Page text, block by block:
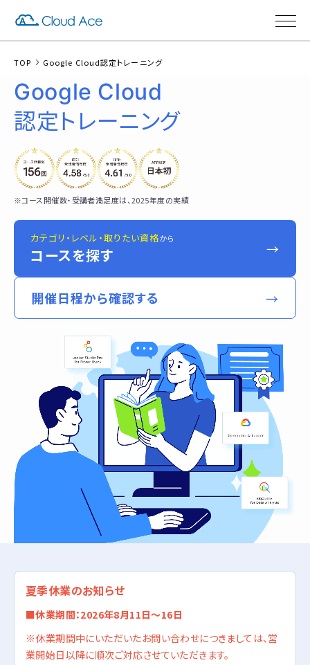
TOP Google Cloud認定トレーニング
Google Cloud
認定トレーニング
※コース開催数・受講者満足度は、2025年度の実績
カテゴリ・レベル・取りたい資格から
コースを探す →
開催日程から確認する →
夏季休業のお知らせ
■休業期間：2026年8月11日〜16日
※休業期間中にいただいたお問い合わせにつきましては、営
業開始日以降に順次ご対応させていただきます。